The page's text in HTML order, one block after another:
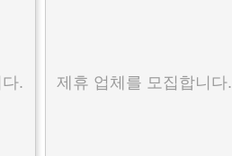
. 제휴 업체를 모집합니다.